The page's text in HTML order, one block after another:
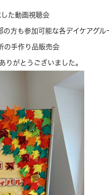
した動画視聴会
の方も参加可能な各デイケアグ
の手作り品販売会
りがとうございました。